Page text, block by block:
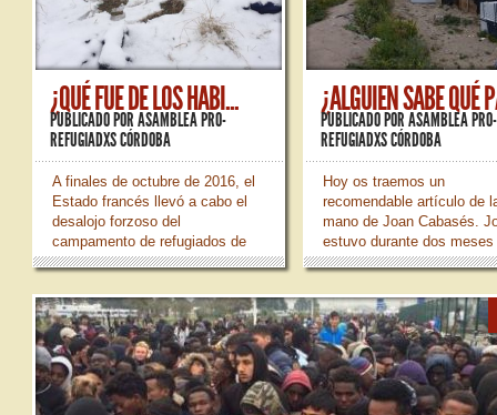
¿QUÉ FUE DE LOS HABI...
PUBLICADO PORASAMBLEA PRO-
REFUGIADXS CÓRDOBA
A finales de octubre de 2016, el
Estado francés llevó a cabo el
desalojo forzoso del
campamento de refugiados de
Calais, conocido como la Jungla
dispersión de todos sus
habitantes por los 340 CAOs
(Centros de Acogida y
Orientación, de carácter
temporal) de...
»»
¿ALGUIEN SABE QUÉ
PUBLICADO PORASAMBLEA PRO-
REFUGIADXS CÓRDOBA
Hoy os traemos un
recomendable artículo de
mano de Joan Cabasés.
estuvo durante dos
Jungla de Calais
que trabajan allí. Durante
tiempo parte de su labor
consistió en visitar tienda
tienda para comprobar el
de las...